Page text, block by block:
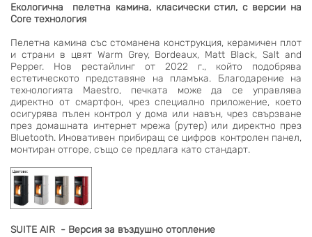
Екологична пелетна камина, класически стил, с версии на
Core технология
Пелетна камина със стоманена конструкция, керамичен плот
и страни в цвят Warm Grey, Bordeaux, Matt Black, Salt and
Pepper. Нов рестайлинг от 2022 г., който подобрява
естетическото представяне на пламъка. Благодарение на
технологията Maestro, печката може да се управлява
директно от смартфон, чрез специално приложение, което
осигурява пълен контрол у дома или навън, чрез свързване
през домашната интернет мрежа (рутер) или директно през
Bluetooth. Иновативен прибиращ се цифров контролен панел,
монтиран отгоре, също се предлага като стандарт.
SUITE AIR - Версия за въздушно отопление